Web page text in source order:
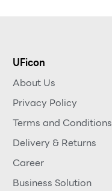
UFicon
About Us
Privacy Policy
Terms and Conditions
Delivery & Returns
Career
Business Solution